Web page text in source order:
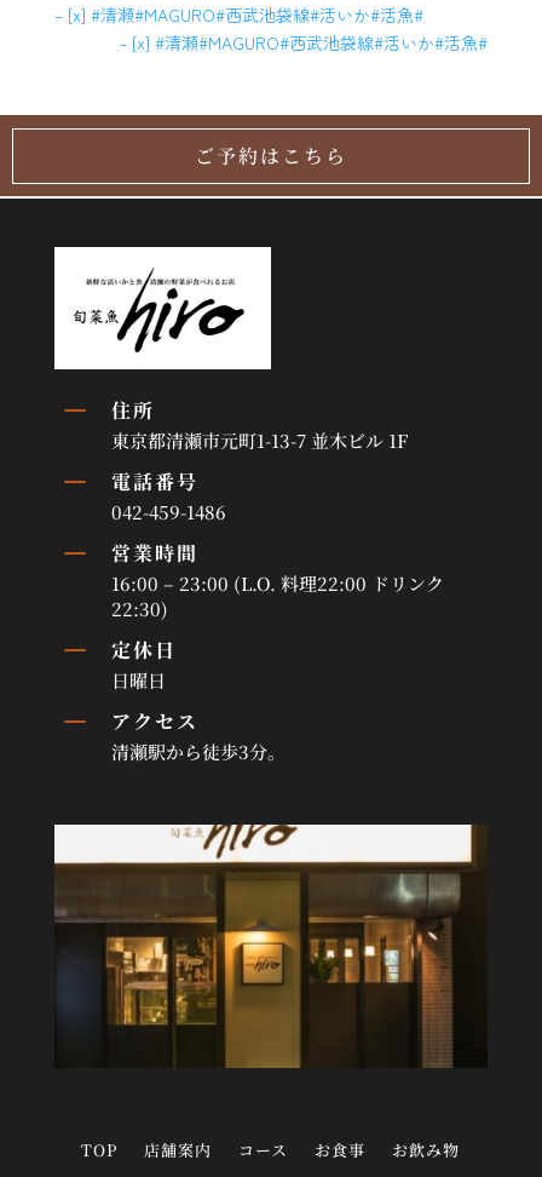
– [x] #清瀬#MAGURO#西武池袋線#活いか#活魚#
– [x] #清瀬#MAGURO#西武池袋線#活いか#活魚#
ご予約はこちら
K 住所
東京都清瀬市元町1-13-7 並木ビル 1F
K 電話番号
042-459-1486
K 営業時間
16:00 – 23:00 (L.O. 料理22:00 ドリンク
22:30)
K 定休日
日曜日
K アクセス
清瀬駅から徒歩3分。
TOP 店舗案内 コース お食事 お飲み物